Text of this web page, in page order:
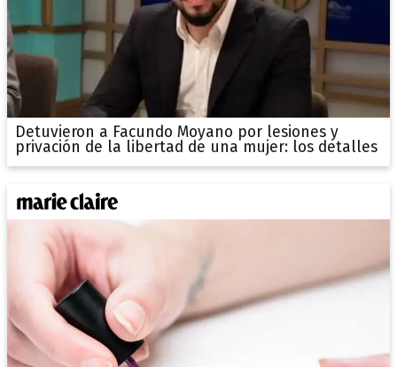
Detuvieron a Facundo Moyano por lesiones y
privación de la libertad de una mujer: los detalles